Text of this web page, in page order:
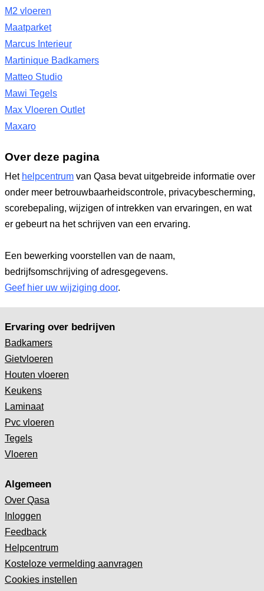
M2 vloeren
Maatparket
Marcus Interieur
Martinique Badkamers
Matteo Studio
Mawi Tegels
Max Vloeren Outlet
Maxaro
Over deze pagina
Het helpcentrum van Qasa bevat uitgebreide informatie over
onder meer betrouwbaarheidscontrole, privacybescherming,
scorebepaling, wijzigen of intrekken van ervaringen, en wat
er gebeurt na het schrijven van een ervaring.
Een bewerking voorstellen van de naam,
bedrijfsomschrijving of adresgegevens.
Geef hier uw wijziging door.
Ervaring over bedrijven
Badkamers
Gietvloeren
Houten vloeren
Keukens
Laminaat
Pvc vloeren
Tegels
Vloeren
Algemeen
Over Qasa
Inloggen
Feedback
Helpcentrum
Kosteloze vermelding aanvragen
Cookies instellen